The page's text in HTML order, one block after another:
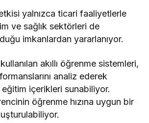
yalnızca ticari faaliyetlerle
ve sağlık sektörleri de
imkanlardan yararlanıyor.
akıllı öğrenme sistemleri,
analiz ederek
içerikleri sunabiliyor.
öğrenme hızına uygun bir